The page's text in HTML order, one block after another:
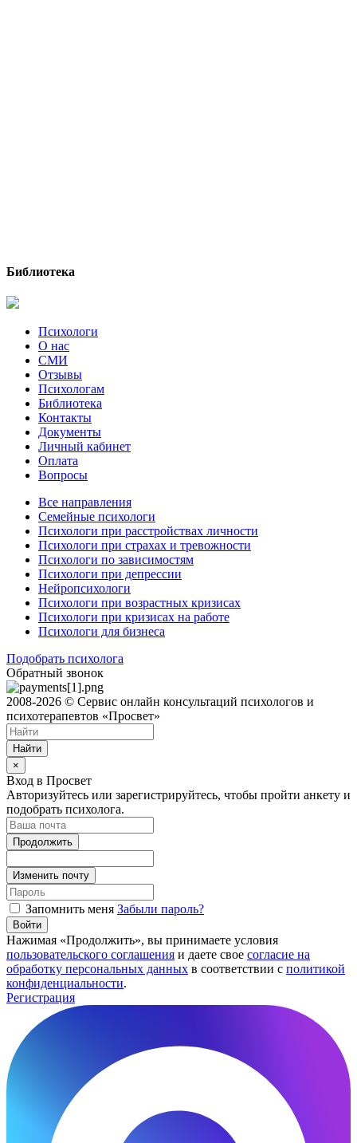
Библиотека
Психологи
О нас
СМИ
Отзывы
Психологам
Библиотека
Контакты
Документы
Личный кабинет
Оплата
Вопросы
Все направления
Семейные психологи
Психологи при расстройствах личности
Психологи при страхах и тревожности
Психологи по зависимостям
Психологи при депрессии
Нейропсихологи
Психологи при возрастных кризисах
Психологи при кризисах на работе
Психологи для бизнеса
Подобрать психолога
Обратный звонок
2008-2026 © Сервис онлайн консультаций психологов и
психотерапевтов «Просвет»
Найти
×
Вход в Просвет
Авторизуйтесь или зарегистрируйтесь, чтобы пройти анкету и
подобрать психолога.
Продолжить
Изменить почту
Запомнить меня Забыли пароль?
Войти
Нажимая «Продолжить», вы принимаете условия
пользовательского соглашения и даете свое согласие на
обработку персональных данных в соответствии с политикой
конфиденциальности.
Регистрация